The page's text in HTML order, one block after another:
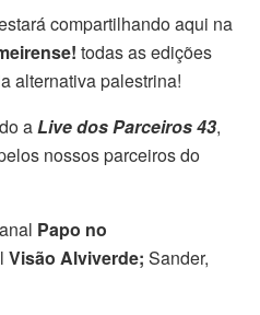
compartilhando aqui na
todas as edições
alternativa palestrina!
aLive dos Parceiros 43,
nossos parceiros do
Papo no
Visão Alviverde; Sander,